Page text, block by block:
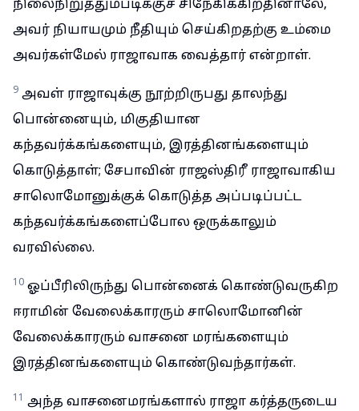
நிலைநிறுத்தும்படிக்குச் சிநேகிக்கிறதினாலே,
அவர் நியாயமும் நீதியும் செய்கிறதற்கு உம்மை
அவர்கள்மேல் ராஜாவாக வைத்தார் என்றாள்.
9 அவள் ராஜாவுக்கு நூற்றிருபது தாலந்து
பொன்னையும், மிகுதியான
கந்தவர்க்கங்களையும், இரத்தினங்களையும்
கொடுத்தாள்; சேபாவின் ராஜஸ்திரீ ராஜாவாகிய
சாலொமோனுக்குக் கொடுத்த அப்படிப்பட்ட
கந்தவர்க்கங்களைப்போல ஒருக்காலும்
வரவில்லை.
10 ஓப்பீரிலிருந்து பொன்னைக் கொண்டுவருகிற
ஈராமின் வேலைக்காரரும் சாலொமோனின்
வேலைக்காரரும் வாசனை மரங்களையும்
இரத்தினங்களையும் கொண்டுவந்தார்கள்.
11 அந்த வாசனைமரங்களால் ராஜா கர்த்தருடைய